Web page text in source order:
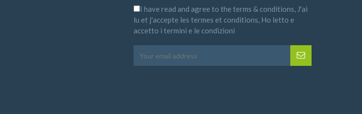
I have read and agree to the terms & conditions, J'ai
lu et j'accepte les termes et conditions, Ho letto e
accetto i termini e le condizioni